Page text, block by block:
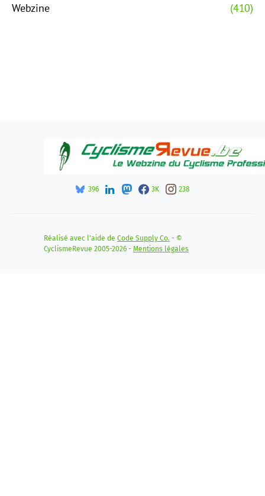
Webzine
(410)
396 3K 238
Réalisé avec l'aide de Code Supply Co. - ©
CyclismeRevue 2005-2026 - Mentions légales